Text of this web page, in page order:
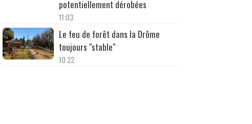
potentiellement dérobées
11:03
Le feu de forêt dans la Drôme
toujours "stable"
10:22